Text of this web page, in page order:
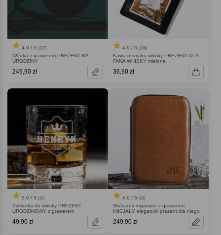
4.9 / 5 (237)
Wódka z grawerem PREZENT NA
URODZINY
249,90 zł
4.9 / 5 (128)
Kawa o smaku whisky PREZENT DLA
FANA WHISKY mielona
36,90 zł
5.0 / 5 (26)
Szklanka do whisky PREZENT
URODZINOWY z grawerem
49,90 zł
4.9 / 5 (23)
Skórzany organizer z grawerem
INICJAŁY elegancki prezent dla niego
249,90 zł